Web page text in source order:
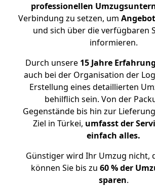
professionellen
Verbindung zu setzen, um
und sich über die verfügbaren
informieren.
Durch unsere 15 Jahre Erfahrung
auch bei der Organisation der
Erstellung eines detaillierten
behilflich sein. Von der
Gegenstände bis hin zur
Ziel in Türkei, umfasst der
einfach alles.
Günstiger wird Ihr Umzug nicht,
können Sie bis zu 60 % der
sparen.